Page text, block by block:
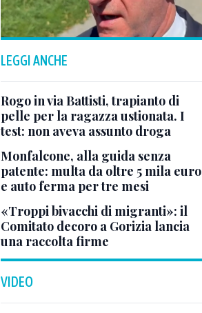
LEGGI ANCHE
Rogo in via Battisti, trapianto di
pelle per la ragazza ustionata. I
test: non aveva assunto droga
Monfalcone, alla guida senza
patente: multa da oltre 5 mila euro
e auto ferma per tre mesi
«Troppi bivacchi di migranti»: il
Comitato decoro a Gorizia lancia
una raccolta firme
VIDEO